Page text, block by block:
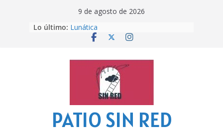
9 de agosto de 2026
Lo último: Lunática
Pero, hasta entonces…
‘La broma infinita’ de recomendar
lecturas veraniegas
Otra del Mundial
PATIO SIN RED